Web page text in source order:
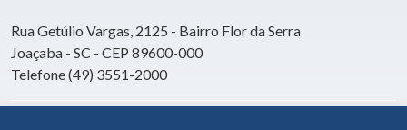
Rua Getúlio Vargas, 2125 - Bairro Flor da Serra
Joaçaba - SC - CEP 89600-000
Telefone (49) 3551-2000